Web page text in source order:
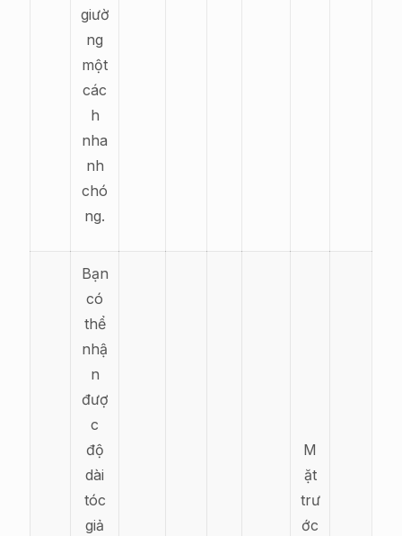
giườ
ng
một
các
h
nha
nh
chó
ng.
Bạn
có
thể
nhậ
n
đượ
c
độ
dài
tóc
giả
M
ặt
trư
ớc